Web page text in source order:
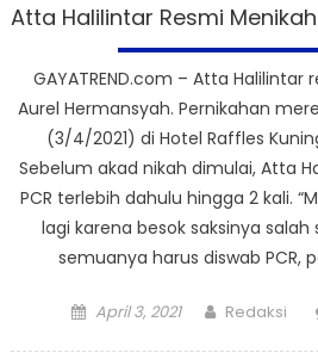
Atta Halilintar Resmi
GAYATREND.com – Atta
Aurel Hermansyah. Pernikahan
(3/4/2021) di Hotel Raffles
Sebelum akad nikah dimulai, Atta
PCR terlebih dahulu hingga 2 kali.
lagi karena besok saksinya
semuanya harus diswab PCR,
Posted
April 3, 2021 Author
Redaksi